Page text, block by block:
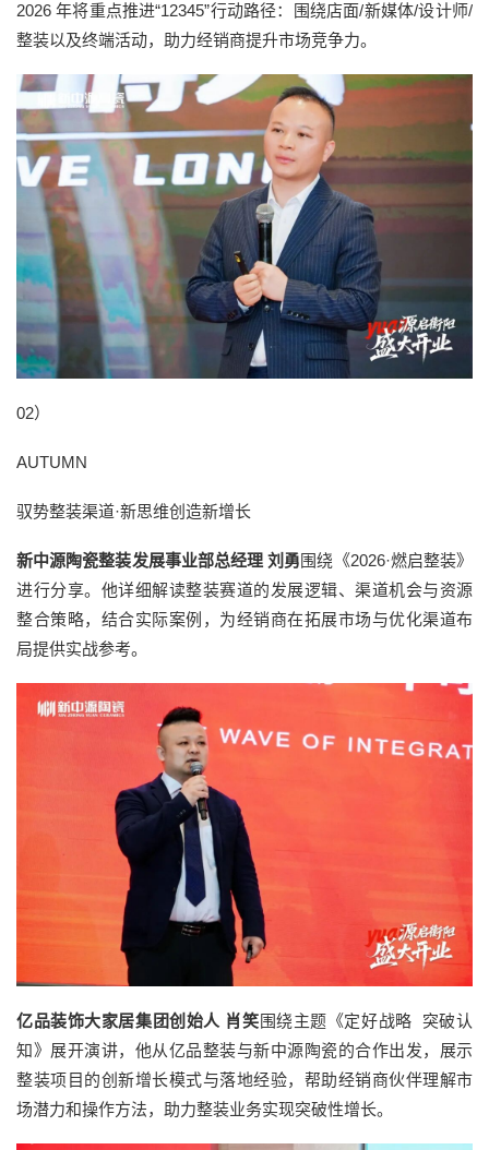
2026 年将重点推进“12345”行动路径：围绕店面/新媒体/设计师/
整装以及终端活动，助力经销商提升市场竞争力。
02）
AUTUMN
驭势整装渠道·新思维创造新增长
新中源陶瓷整装发展事业部总经理 刘勇围绕《2026·燃启整装》
进行分享。他详细解读整装赛道的发展逻辑、渠道机会与资源
整合策略，结合实际案例，为经销商在拓展市场与优化渠道布
局提供实战参考。
亿品装饰大家居集团创始人 肖笑围绕主题《定好战略 突破认
知》展开演讲，他从亿品整装与新中源陶瓷的合作出发，展示
整装项目的创新增长模式与落地经验，帮助经销商伙伴理解市
场潜力和操作方法，助力整装业务实现突破性增长。